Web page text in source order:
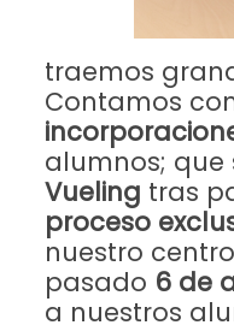
traemos
Contamos
alumnos; que
Vueling tras
proceso
nuestro
pasado 6 de
a nuestros